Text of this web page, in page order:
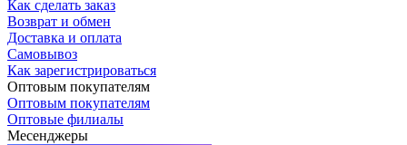
Как сделать заказ
Возврат и обмен
Доставка и оплата
Самовывоз
Как зарегистрироваться
Оптовым покупателям
Оптовым покупателям
Оптовые филиалы
Месенджеры